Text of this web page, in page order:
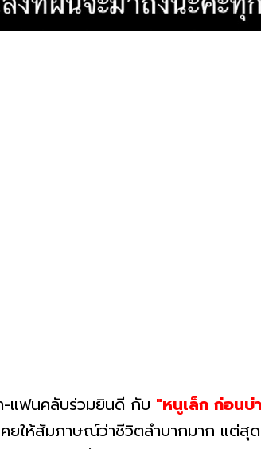
-แฟนคลับร่วมยินดี กับ "หนูเล็ก ก่อนบ่
คยให้สัมภาษณ์ว่าชีวิตลำบากมาก แต่สุ